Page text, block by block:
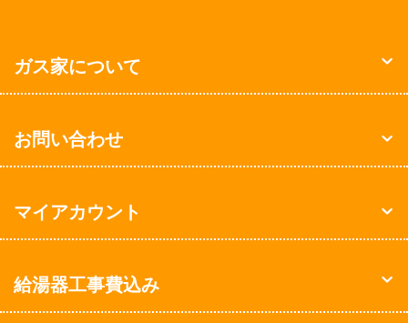
ガス家について
お問い合わせ
マイアカウント
給湯器工事費込み